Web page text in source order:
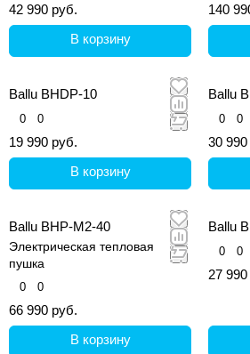
42 990 руб.
В корзину
140
Ballu BHDP-10
0 0
19 990 руб.
В корзину
Ballu
0 0
30
Ballu BHP-M2-40
Электрическая тепловая
пушка
0 0
66 990 руб.
В корзину
Ballu
0 0
27